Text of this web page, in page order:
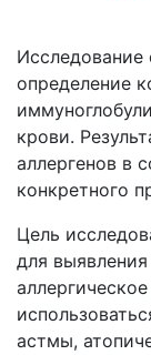
Исследование
определение
крови.
аллергенов в
конкретного
Цель
для
астмы,